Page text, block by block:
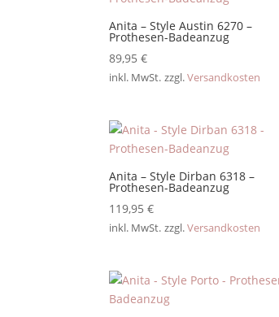
Anita – Style Austin 6270 –
Prothesen-Badeanzug
89,95€
inkl. MwSt. zzgl.Versandkosten
Anita – Style Dirban 6318 –
Prothesen-Badeanzug
119,95€
inkl. MwSt. zzgl.Versandkosten